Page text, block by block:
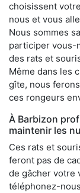
choisissent
nous et vous
Nous sommes
participer vous-
des rats et
Même dans les
gîte, nous
ces rongeurs
À Barbizon
maintenir les
Ces rats et
feront pas de
de gâcher votre
téléphonez-